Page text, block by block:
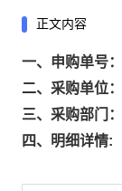
正文内容
一、申购单号：
二、采购单位：
三、采购部门：
四、明细详情: